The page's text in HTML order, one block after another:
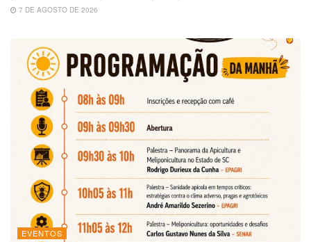
7 DE AGOSTO DE 2026
EVENTOS